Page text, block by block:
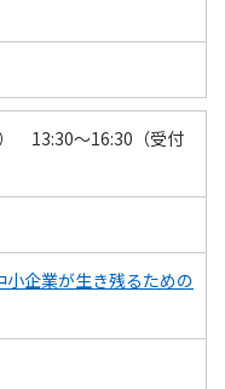
13:30～16:30（受付
企業が生き残るための